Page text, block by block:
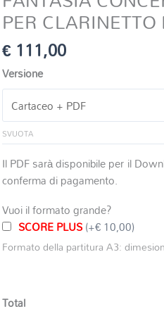
PER
€111,00
Versione
SVUOTA
Il PDF sarà disponibile per il
conferma di pagamento.
Vuoi il formato grande?
SCORE PLUS(+€ 10,00)
Formato della partitura A3:
Total